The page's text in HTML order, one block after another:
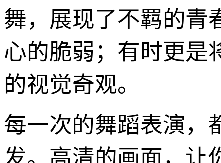
舞，展现了不羁的青
心的脆弱；有时更是
的视觉奇观。
每一次的舞蹈表演，
发。高清的画面，让